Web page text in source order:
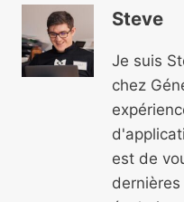
Steve
Je suis
chez
est de